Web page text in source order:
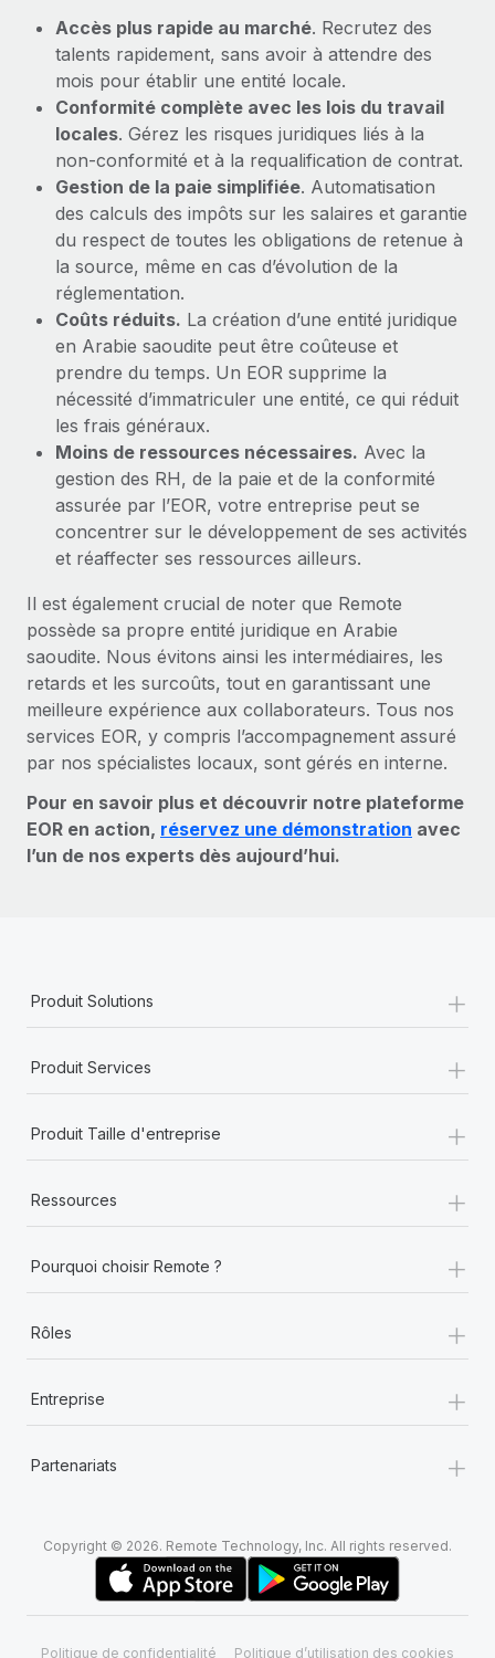
Accès plus rapide au marché. Recrutez des
talents rapidement, sans avoir à attendre des
mois pour établir une entité locale.
Conformité complète avec les lois du travail
locales. Gérez les risques juridiques liés à la
non-conformité et à la requalification de contrat.
Gestion de la paie simplifiée. Automatisation
des calculs des impôts sur les salaires et garantie
du respect de toutes les obligations de retenue à
la source, même en cas d’évolution de la
réglementation.
Coûts réduits. La création d’une entité juridique
en Arabie saoudite peut être coûteuse et
prendre du temps. Un EOR supprime la
nécessité d’immatriculer une entité, ce qui réduit
les frais généraux.
Moins de ressources nécessaires. Avec la
gestion des RH, de la paie et de la conformité
assurée par l’EOR, votre entreprise peut se
concentrer sur le développement de ses activités
et réaffecter ses ressources ailleurs.
Il est également crucial de noter que Remote
possède sa propre entité juridique en Arabie
saoudite. Nous évitons ainsi les intermédiaires, les
retards et les surcoûts, tout en garantissant une
meilleure expérience aux collaborateurs. Tous nos
services EOR, y compris l’accompagnement assuré
par nos spécialistes locaux, sont gérés en interne.
Pour en savoir plus et découvrir notre plateforme
EOR en action, réservez une démonstration avec
l’un de nos experts dès aujourd’hui.
Produit Solutions +
Produit Services +
Produit Taille d'entreprise +
Ressources +
Pourquoi choisir Remote ? +
Rôles +
Entreprise +
Partenariats +
Copyright © 2026. Remote Technology, Inc. All rights reserved.
Politique de confidentialité Politique d’utilisation des cookies